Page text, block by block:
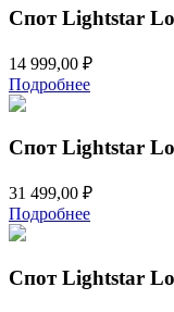
310,00 ₽.
Спот Lightstar
14 999,00 ₽
Подробнее
Спот Lightstar
31 499,00 ₽
Подробнее
Спот Lightstar